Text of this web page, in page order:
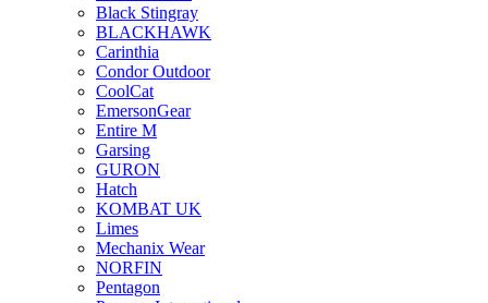
Black Stingray
BLACKHAWK
Carinthia
Condor Outdoor
CoolCat
EmersonGear
Entire M
Garsing
GURON
Hatch
KOMBAT UK
Limes
Mechanix Wear
NORFIN
Pentagon